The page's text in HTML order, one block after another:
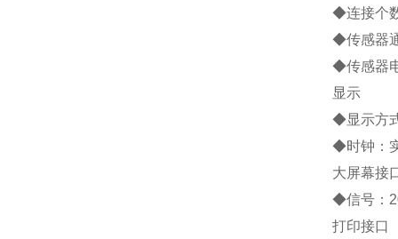
◆连接个
◆传感器
◆传感器
显示
◆显示方
◆时钟：
大屏幕接
◆信号：
打印接口